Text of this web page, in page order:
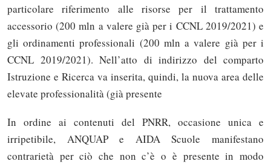
particolare riferimento alle risorse per il trattamento
accessorio (200 mln a valere già per i CCNL 2019/2021) e
gli ordinamenti professionali (200 mln a valere già per i
CCNL 2019/2021). Nell’atto di indirizzo del comparto
Istruzione e Ricerca va inserita, quindi, la nuova area delle
elevate professionalità (già presente
In ordine ai contenuti del PNRR, occasione unica e
irripetibile, ANQUAP e AIDA Scuole manifestano
contrarietà per ciò che non c’è o è presente in modo